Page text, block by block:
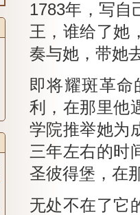
1783年，写自
王，谁给了她
奏与她，带她
即将耀斑革
利，在那里他
学院推举她为
三年左右的时
圣彼得堡，在
无处不在了它